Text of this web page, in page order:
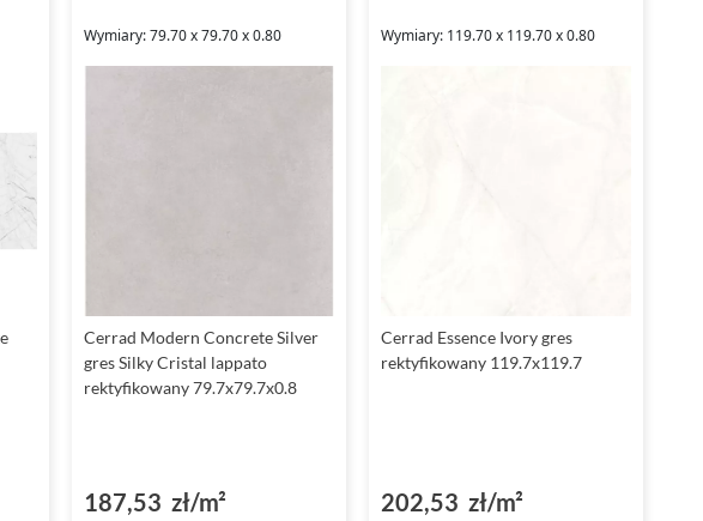
Wymiary: 79.70 x 79.70 x 0.80
Cerrad Modern Concrete Silver
gres Silky Cristal lappato
rektyfikowany 79.7x79.7x0.8
187,53 zł/m²
Wymiary: 119.70 x 119.70 x 0.80
Cerrad Essence Ivory gres
rektyfikowany 119.7x119.7
202,53 zł/m²